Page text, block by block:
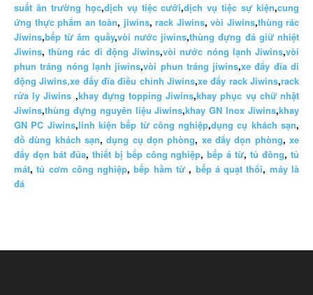
suất ăn trường học,dịch vụ tiệc cưới,dịch vụ tiệc sự kiện,cung
ứng thực phẩm an toàn, jiwins, rack Jiwins, vòi Jiwins,thùng rác
Jiwins,bếp từ âm quầy,vòi nước jiwins,thùng đựng đá giữ nhiệt
Jiwins,thùng rác di động Jiwins,vòi nước nóng lạnh Jiwins,vòi
phun tráng nóng lạnh jiwins,vòi phun tráng jiwins,xe đẩy đĩa di
động Jiwins,xe đẩy đĩa điều chỉnh Jiwins,xe đẩy rack Jiwins,rack
rửa ly Jiwins ,khay đựng topping Jiwins,khay phục vụ chữ nhật
Jiwins,thùng đựng nguyên liệu Jiwins,khay GN Inox Jiwins,khay
GN PC Jiwins,linh kiện bếp từ công nghiệp,dụng cụ khách sạn,
đồ dùng khách sạn,dụng cụ dọn phòng, xe đẩy dọn phòng,xe
đẩy dọn bát đũa, thiết bị bếp công nghiệp,bếp á từ,tủ đông,tủ
mát,tủ cơm công nghiệp,bếp hầm từ , bếp á quạt thổi, máy là
đá